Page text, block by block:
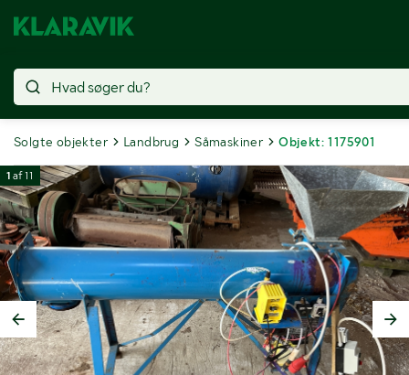
Solgte objekter Landbrug Såmaskiner Objekt: 1175901
1 af11